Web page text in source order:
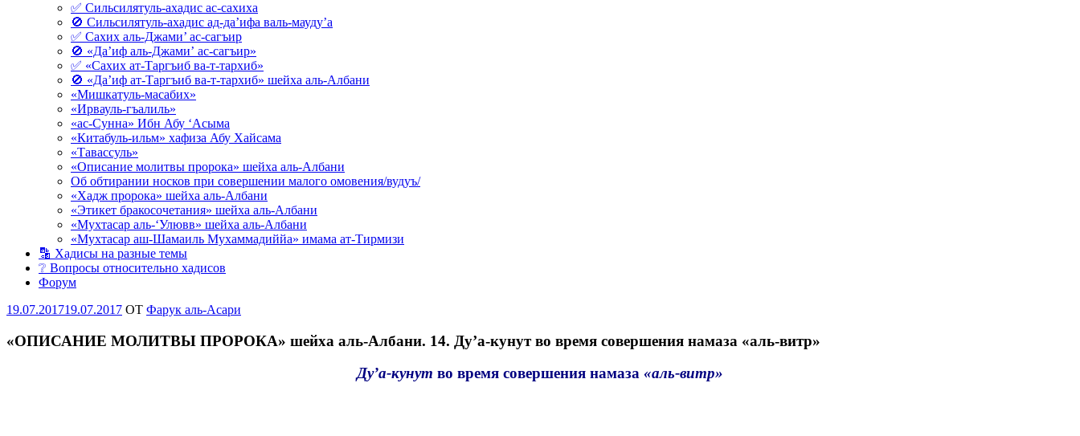
✅ Сильсилятуль-ахадис ас-сахиха
🚫 Сильсилятуль-ахадис ад-да’ифа валь-мауду’а
✅ Сахих аль-Джами’ ас-сагъир
🚫 «Да’иф аль-Джами’ ас-сагъир»
✅ «Сахих ат-Таргъиб ва-т-тархиб»
🚫 «Да’иф ат-Таргъиб ва-т-тархиб» шейха аль-Албани
«Мишкатуль-масабих»
«Ирвауль-гъалиль»
«ас-Сунна» Ибн Абу ‘Асыма
«Китабуль-ильм» хафиза Абу Хайсама
«Тавассуль»
«Описание молитвы пророка» шейха аль-Албани
Об обтирании носков при совершении малого омовения/вудуъ/
«Хадж пророка» шейха аль-Албани
«Этикет бракосочетания» шейха аль-Албани
«Мухтасар аль-‘Улювв» шейха аль-Албани
«Мухтасар аш-Шамаиль Мухаммадиййа» имама ат-Тирмизи
🔡 Хадисы на разные темы
❔ Вопросы относительно хадисов
Форум
Опубликовано
19.07.201719.07.2017 OT Фарук аль-Асари
«ОПИСАНИЕ МОЛИТВЫ ПРОРОКА» шейха аль-Албани. 14. Ду’а-кунут во время совершения намаза «аль-витр»
Ду’а-кунут во время совершения намаза «аль-витр»